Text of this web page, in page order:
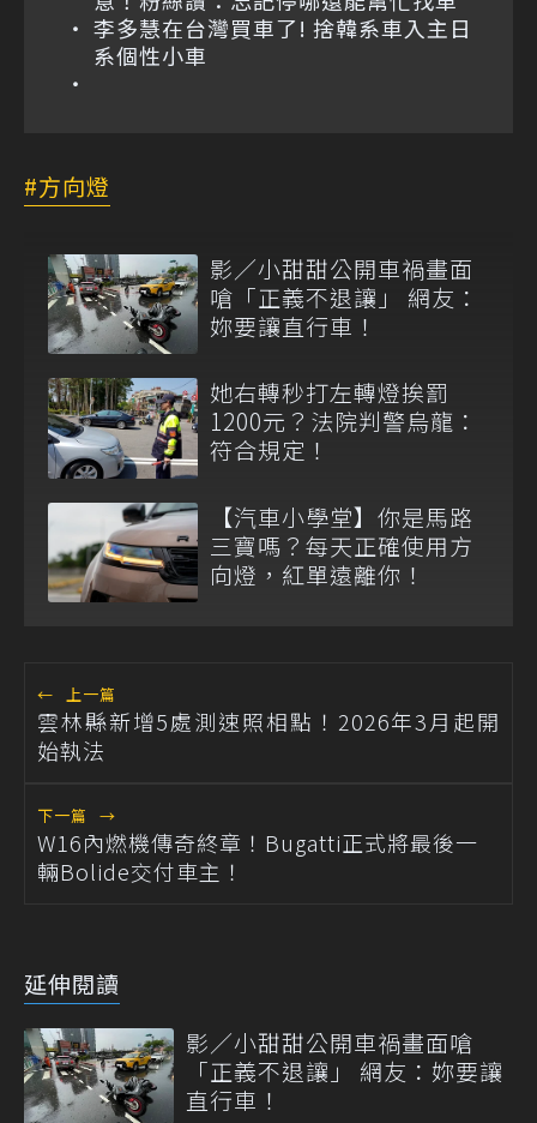
李多慧在台灣買車了! 捨韓系車入主日
系個性小車
方向燈
影／小甜甜公開車禍畫面
嗆「正義不退讓」 網友：
妳要讓直行車！
她右轉秒打左轉燈挨罰
1200元？法院判警烏龍：
符合規定！
【汽車小學堂】你是馬路
三寶嗎？每天正確使用方
向燈，紅單遠離你！
← 上一篇
雲林縣新增5處測速照相點！2026年3月起開
始執法
下一篇 →
W16內燃機傳奇終章！Bugatti正式將最後一
輛Bolide交付車主！
延伸閱讀
影／小甜甜公開車禍畫面嗆
「正義不退讓」 網友：妳要讓
直行車！